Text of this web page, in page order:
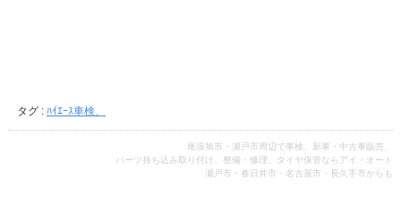
タグ : ﾊｲｴｰｽ車検、
尾張旭市・瀬戸市周辺で車検、新車・中古車販売、
パーツ持ち込み取り付け、整備・修理、タイヤ保管ならアイ・オート
瀬戸市・春日井市・名古屋市・長久手市からも